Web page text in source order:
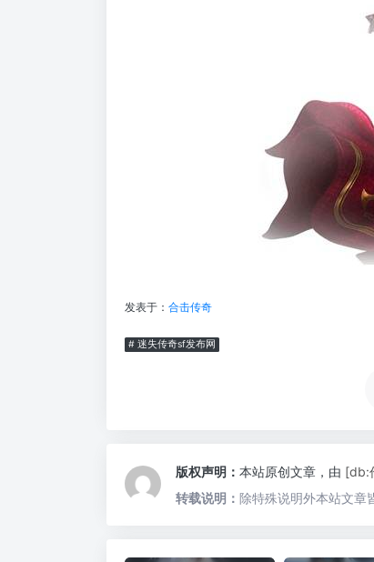
发表于： 合击传奇
# 迷失传奇sf发布网
版权声明： 本站原创文章，由 [db:
转载说明： 除特殊说明外本站文章